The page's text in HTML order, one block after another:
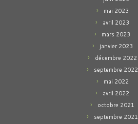
mai 2023
avril 2023
mars 2023
janvier 2023
décembre 2022
septembre 2022
mai 2022
avril 2022
octobre 2021
septembre 2021